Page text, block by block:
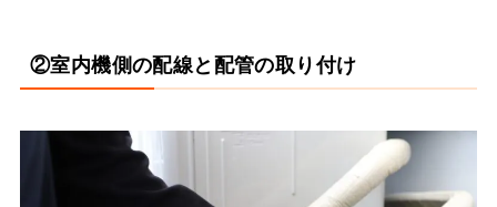
②室内機側の配線と配管の取り付け